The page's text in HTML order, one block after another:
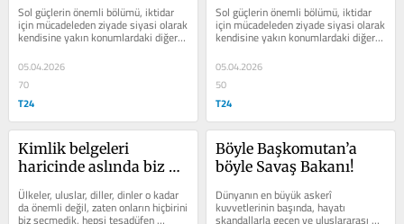
Sol güçlerin önemli bölümü, iktidar
için mücadeleden ziyade siyasi olarak
kendisine yakın konumlardaki diğer
muhaliflerle kavga etmeyi tercih
ediyor
05.04.2026
70
T24
Sol güçlerin önemli bölümü, iktidar
için mücadeleden ziyade siyasi olarak
kendisine yakın konumlardaki diğer
muhaliflerle kavga etmeyi tercih
ediyor
05.04.2026
50
T24
Kimlik belgeleri
haricinde aslında biz
nereliyiz, kimlere
yakınız?
Ülkeler, uluslar, diller, dinler o kadar
da önemli değil, zaten onların hiçbirini
Böyle Başkomutan’a
böyle Savaş Bakanı!
Dünyanın en büyük askerî
kuvvetlerinin başında, hayatı